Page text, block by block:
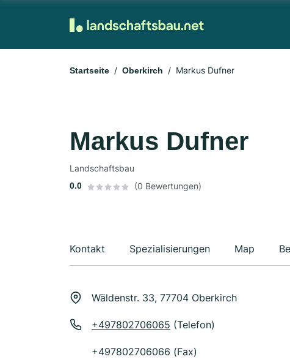
Startseite Oberkirch Markus Dufner
Markus Dufner
Landschaftsbau
0.0 (0 Bewertungen)
Kontakt Spezialisierungen Map
Wäldenstr. 33, 77704 Oberkirch
+497802706065 (Telefon)
+497802706066 (Fax)